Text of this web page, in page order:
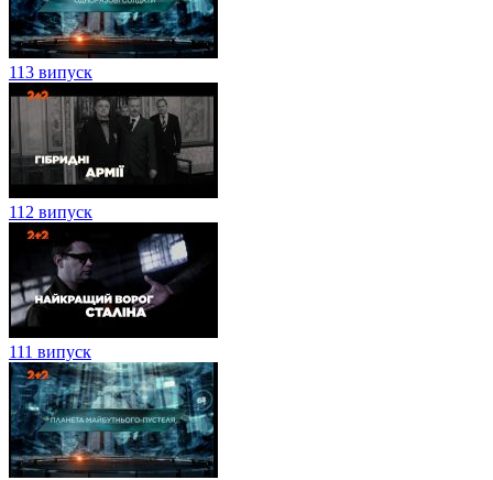
113 випуск
112 випуск
111 випуск